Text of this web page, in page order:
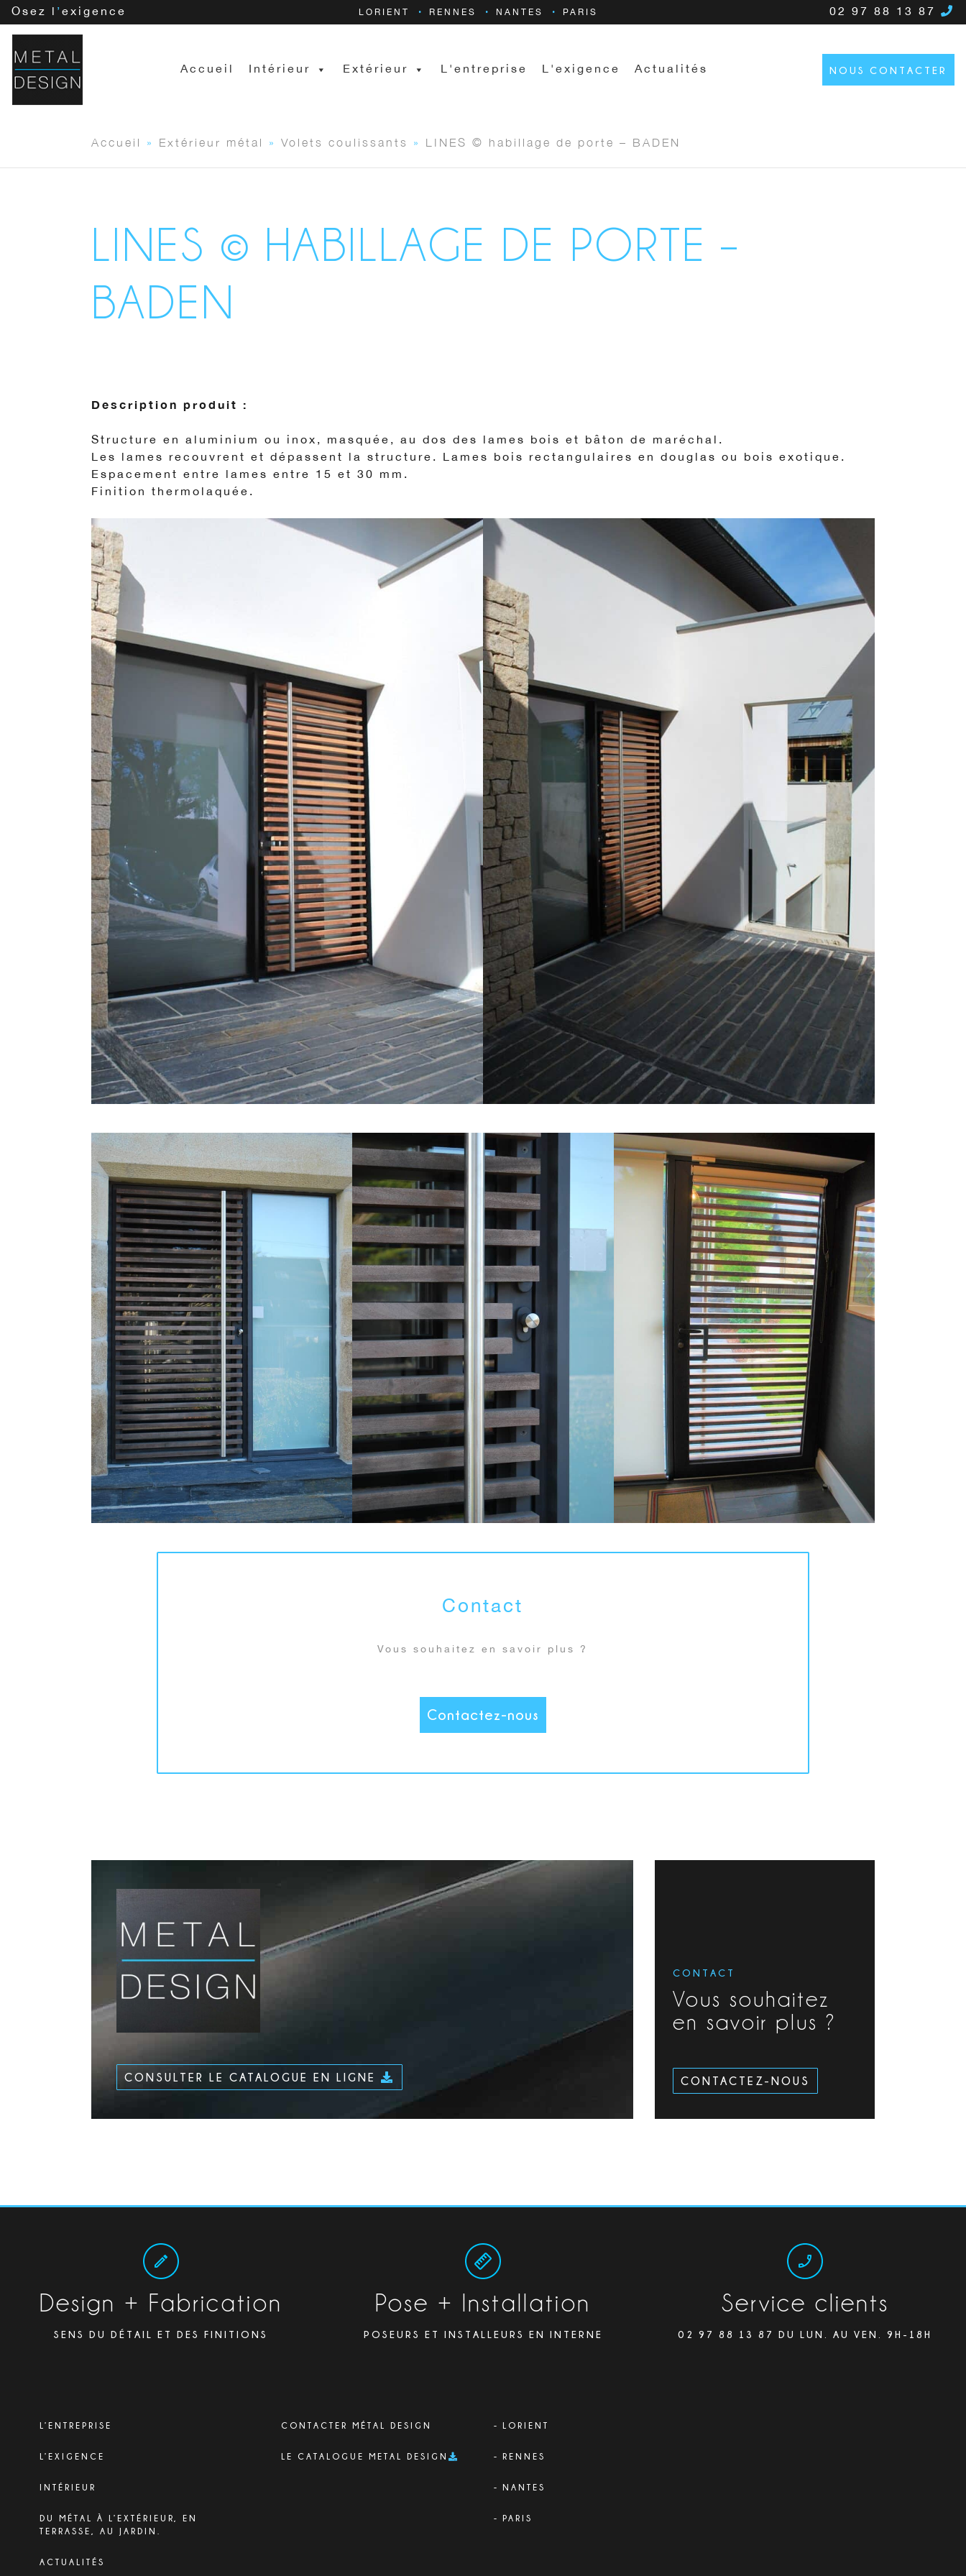
Osez l ’exigence LORIENT RENNES NANTES PARIS 02 97 88 13 87
Accueil Intérieur Extérieur L'entreprise L'exigence Actualités NOUS CONTACTER
Accueil » Extérieur métal » Volets coulissants » LINES © habillage de porte – BADEN
LINES © HABILLAGE DE PORTE –
BADEN
Description produit :
Structure en aluminium ou inox, masquée, au dos des lames bois et bâton de maréchal.
Les lames recouvrent et dépassent la structure. Lames bois rectangulaires en douglas ou bois exotique.
Espacement entre lames entre 15 et 30 mm.
Finition thermolaquée.
Contact
Vous souhaitez en savoir plus ?
Contactez-nous
CONSULTER LE CATALOGUE EN LIGNE
CONTACT
Vous souhaitez
en savoir plus ?
CONTACTEZ-NOUS
Design + Fabrication
SENS DU DÉTAIL ET DES FINITIONS
Pose + Installation
POSEURS ET INSTALLEURS EN INTERNE
Service clients
02 97 88 13 87 DU LUN. AU VEN. 9H-18H
L’ENTREPRISE
L’EXIGENCE
INTÉRIEUR
DU MÉTAL À L’EXTÉRIEUR, EN
TERRASSE, AU JARDIN.
ACTUALITÉS
CONTACTER MÉTAL DESIGN
LE CATALOGUE METAL DESIGN
LORIENT
RENNES
NANTES
PARIS